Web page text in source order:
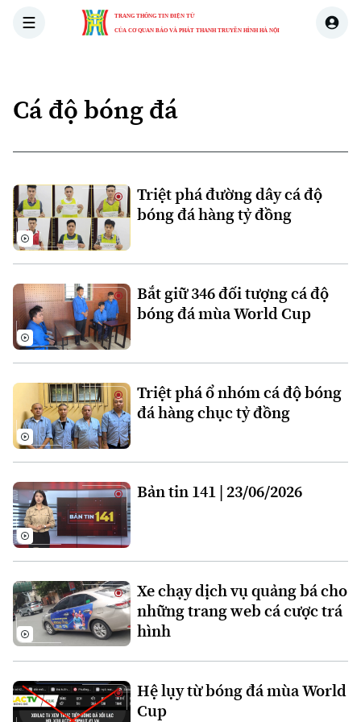
TRANG THÔNG TIN ĐIỆN TỬ
CỦA CƠ QUAN BÁO VÀ PHÁT THANH TRUYỀN HÌNH HÀ NỘI
Xu hướng
Chuyên mục
Thời sự
Hà Nội
Chính trị
Hà Nội
Nhịp sống Hà Nội
Thế giới
Cá độ bóng đá
Triệt phá đường dây cá độ
bóng đá hàng tỷ đồng
Bắt giữ 346 đối tượng cá độ
bóng đá mùa World Cup
Triệt phá ổ nhóm cá độ bóng
đá hàng chục tỷ đồng
Bản tin 141 | 23/06/2026
Xe chạy dịch vụ quảng bá cho
những trang web cá cược trá
hình
Hệ lụy từ bóng đá mùa World
Cup